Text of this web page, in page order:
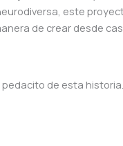
este
de crear desde
pedacito de esta historia.